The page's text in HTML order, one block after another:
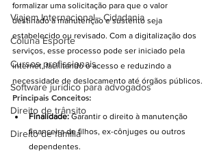
Viajem Internacional - Cidadania
Coluna Esporte
Cursos profissionais
Software jurídico para advogados
Direito de trânsito
Direito de família
formalizar uma solicitação para que o valor
destinado à manutenção e sustento seja
estabelecido ou revisado. Com a digitalização dos
serviços, esse processo pode ser iniciado pela
internet, facilitando o acesso e reduzindo a
necessidade de deslocamento até órgãos públicos.
Principais Conceitos:
Finalidade: Garantir o direito à manutenção
financeira de filhos, ex-cônjuges ou outros
dependentes.